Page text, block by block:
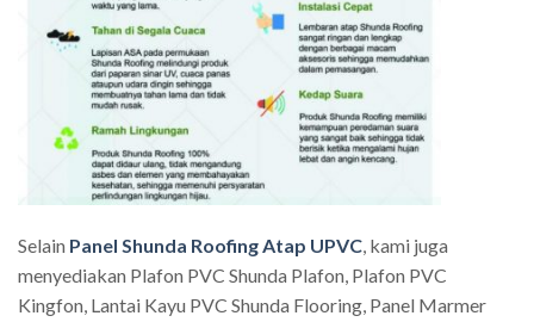
Selain Panel Shunda Roofing Atap UPVC, kami juga
menyediakan Plafon PVC Shunda Plafon, Plafon PVC
Kingfon, Lantai Kayu PVC Shunda Flooring, Panel Marmer